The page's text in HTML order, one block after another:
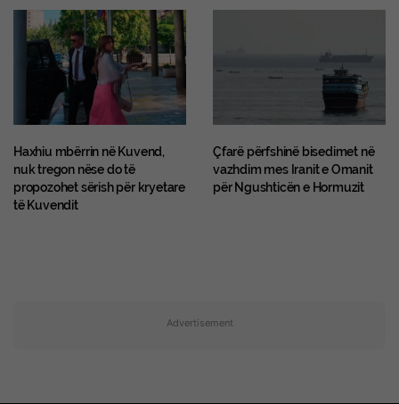
Haxhiu mbërrin në Kuvend,
nuk tregon nëse do të
propozohet sërish për kryetare
të Kuvendit
Çfarë përfshinë bisedimet në
vazhdim mes Iranit e Omanit
për Ngushticën e Hormuzit
Advertisement